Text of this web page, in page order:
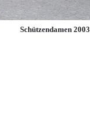
Schützendamen 2003